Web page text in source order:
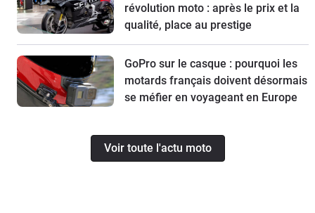
révolution moto : après le prix et la
qualité, place au prestige
GoPro sur le casque : pourquoi les
motards français doivent désormais
se méfier en voyageant en Europe
Voir toute l'actu moto